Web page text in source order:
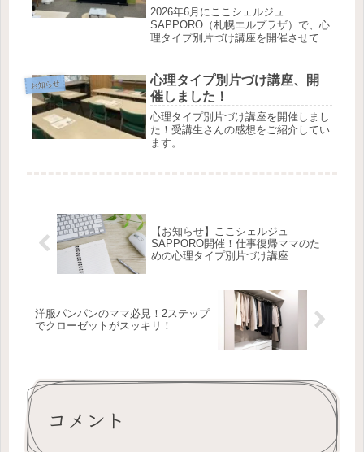
2026年6月にここシェルジュ
SAPPORO（札幌エルプラザ）で、心
理タイプ別片づけ講座を開催させてい
お知らせ
心理タイプ別片づけ講座、開
催しました！
心理タイプ別片づけ講座を開催しまし
た！受講生さんの感想をご紹介してい
ます。
【お知らせ】ここシェルジュ
SAPPORO開催！仕事復帰ママのた
めの心理タイプ別片づけ講座
洋服パンパンのママ必見！2ステップ
でクローゼットがスッキリ！
コメント